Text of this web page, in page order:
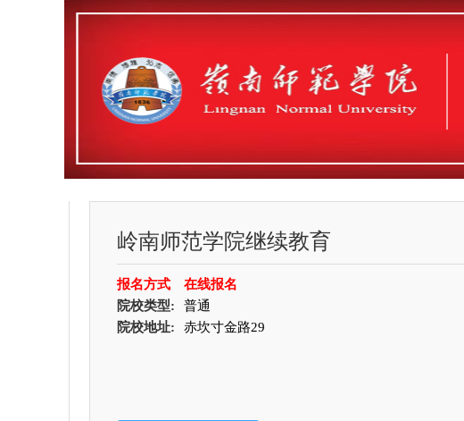
岭南师范学院继续教育
报名方式
在线报名
院校类型:
普通
院校地址:
赤坎寸金路29